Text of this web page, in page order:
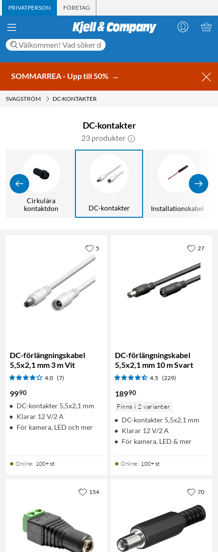
PRIVATPERSON FÖRETAG
SOMMARREA - Upp till 50% →
SVAGSTRÖM DC-KONTAKTER
DC-kontakter
23 produkter
Cirkulära
kontaktdon
DC-kontakter Installationskabel
DC-förlängningskabel
5,5x2,1 mm 3 m Vit
4.0 (7)
9990
DC-kontakter 5,5x2,1 mm
Klarar 12 V/2 A
För kamera, LED och mer
Online: 100+ st
5
DC-förlängningskabel
5,5x2,1 mm 10 m Svart
4.5 (229)
18990
Finns i 2 varianter
DC-kontakter 5,5x2,1 mm
Klarar 12 V/2 A
För kamera, LED & mer
Online: 100+ st
27
154 70